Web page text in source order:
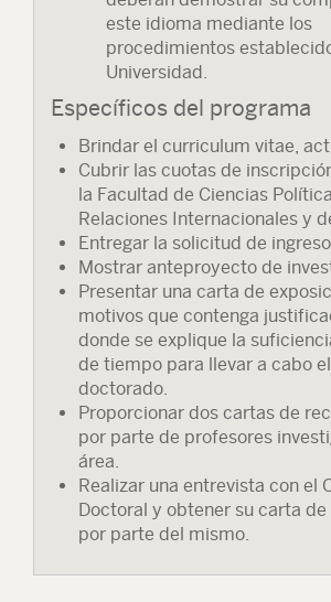
este idioma mediante los
procedimientos
Universidad.
Específicos del programa
Brindar el curriculum vitae,
Cubrir las cuotas de
la Facultad de Ciencias
Relaciones Internacionales y
Entregar la solicitud de
Mostrar anteproyecto de
Presentar una carta de
motivos que contenga
donde se explique la
de tiempo para llevar a cabo
doctorado.
Proporcionar dos cartas de
por parte de profesores
área.
Realizar una entrevista con el
Doctoral y obtener su carta
por parte del mismo.